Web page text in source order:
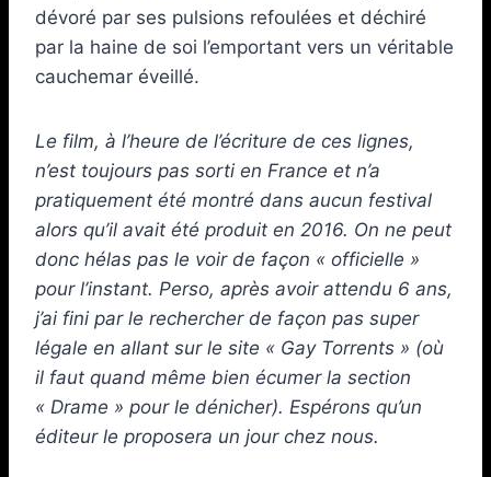
dévoré par ses pulsions refoulées et déchiré
par la haine de soi l’emportant vers un véritable
cauchemar éveillé.
Le film, à l’heure de l’écriture de ces lignes,
n’est toujours pas sorti en France et n’a
pratiquement été montré dans aucun festival
alors qu’il avait été produit en 2016. On ne peut
donc hélas pas le voir de façon « officielle »
pour l’instant. Perso, après avoir attendu 6 ans,
j’ai fini par le rechercher de façon pas super
légale en allant sur le site « Gay Torrents » (où
il faut quand même bien écumer la section
« Drame » pour le dénicher). Espérons qu’un
éditeur le proposera un jour chez nous.